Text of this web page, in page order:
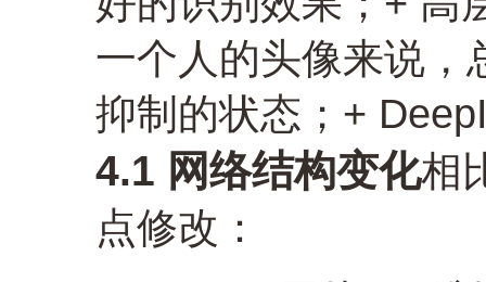
一个人的头像来说，
抑制的状态；+
4.1 网络结构变化相
点修改：